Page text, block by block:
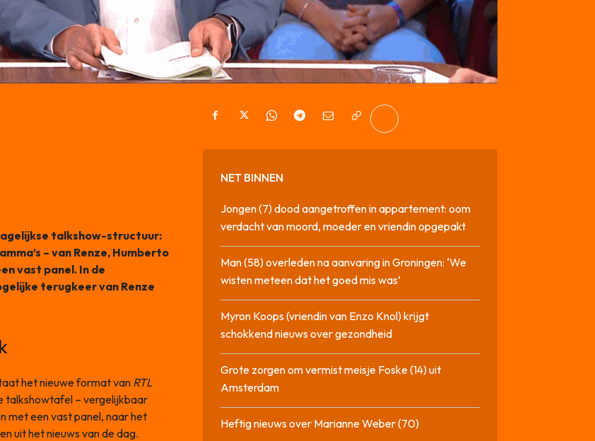
talkshow-structuur:
– van Renze, Humberto
vast panel. In de
terugkeer van Renze
het nieuwe format van RTL
talkshowtafel – vergelijkbaar
met een vast panel, naar het
uit het nieuws van de dag.
NET BINNEN
Jongen (7) dood aangetroffen in appartement: oom
verdacht van moord, moeder en vriendin opgepakt
Man (58) overleden na aanvaring in Groningen: ‘We
wisten meteen dat het goed mis was’
Myron Koops (vriendin van Enzo Knol) krijgt
schokkend nieuws over gezondheid
Grote zorgen om vermist meisje Foske (14) uit
Amsterdam
Heftig nieuws over Marianne Weber (70)